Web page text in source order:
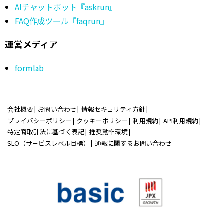
AIチャットボット『askrun』
FAQ作成ツール『faqrun』
運営メディア
formlab
会社概要 お問い合わせ 情報セキュリティ方針
プライバシーポリシー
クッキーポリシー 利用規約 API利用規約
特定商取引法に基づく表記 推奨動作環境
SLO（サービスレベル目標）
通報に関するお問い合わせ